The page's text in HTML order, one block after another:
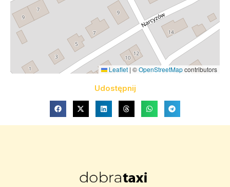
Leaflet | ©OpenStreetMapcontributors
Udostępnij